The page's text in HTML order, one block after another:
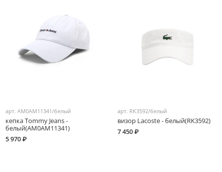
арт.AM0AM11341/белый
кепка Tommy Jeans -
белый(AM0AM11341)
5 970 ₽
арт. RK3592/белый
визор Lacoste - белый(RK3592)
7 450 ₽